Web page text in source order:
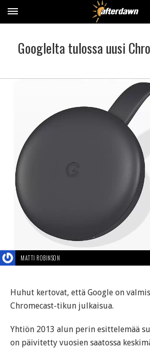
Googlelta tulossa uusi
MATTI ROBINSON
Huhut kertovat, että Google on
Chromecast-tikun julkaisua.
Yhtiön 2013 alun perin esittelemää
on päivitetty vuosien saatossa